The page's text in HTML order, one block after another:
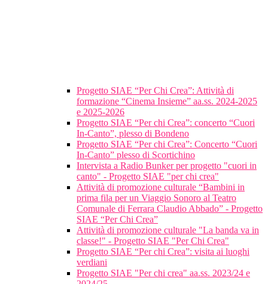
Progetto SIAE “Per Chi Crea”: Attività di
formazione “Cinema Insieme” aa.ss. 2024-2025
e 2025-2026
Progetto SIAE “Per chi Crea”: concerto “Cuori
In-Canto”, plesso di Bondeno
Progetto SIAE “Per chi Crea”: Concerto “Cuori
In-Canto” plesso di Scortichino
Intervista a Radio Bunker per progetto "cuori in
canto" - Progetto SIAE "per chi crea"
Attività di promozione culturale “Bambini in
prima fila per un Viaggio Sonoro al Teatro
Comunale di Ferrara Claudio Abbado” - Progetto
SIAE “Per Chi Crea”
Attività di promozione culturale "La banda va in
classe!" - Progetto SIAE "Per Chi Crea"
Progetto SIAE “Per chi Crea”: visita ai luoghi
verdiani
Progetto SIAE "Per chi crea" aa.ss. 2023/24 e